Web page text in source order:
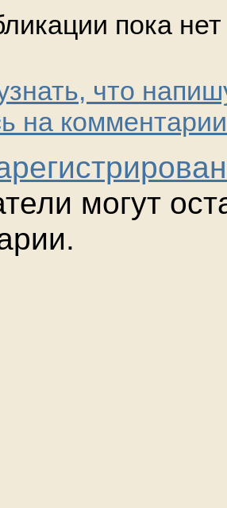
пока
что
на
могут